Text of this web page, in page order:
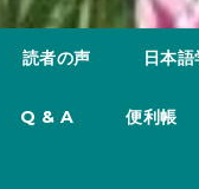
読者の声 日本
Q & A 便利帳